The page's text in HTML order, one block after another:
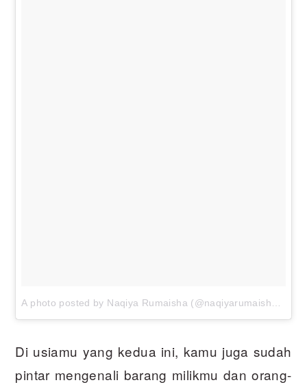
Di usiamu yang kedua ini, kamu juga sudah
pintar mengenali barang milikmu dan orang-